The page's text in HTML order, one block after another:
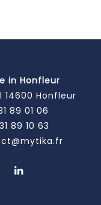
in Honfleur
14600 Honfleur
89 01 06
89 10 63